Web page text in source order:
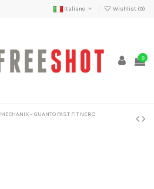
Italiano Wishlist (0)
0
MECHANIX - GUANTO FAST FIT NERO